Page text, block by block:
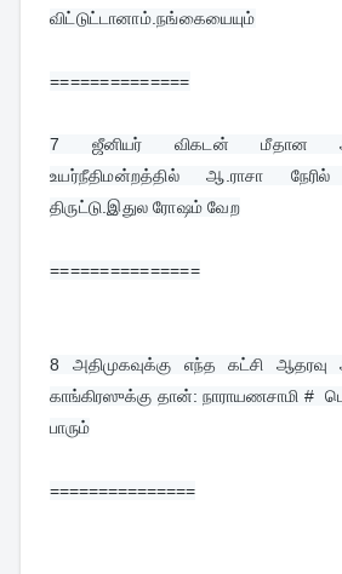
விட்டுட்டானாம்.நங்கையையும்
==============
7 ஜீனியர் விகடன் மீதான
உயர்நீதிமன்றத்தில் ஆ.ராசா
திருட்டு.இதுல ரோஷம் வேற
===============
8 அதிமுகவுக்கு எந்த கட்சி ஆதரவு
காங்கிரஸுக்கு தான்: நாராயணசாமி #
பாரும்
===============